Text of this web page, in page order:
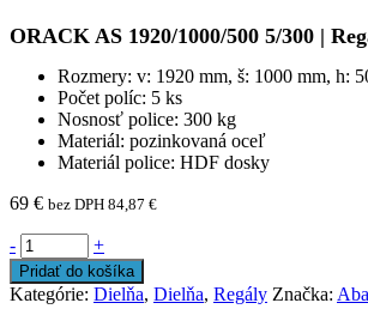
ORACK AS 1920/1000/500 5/300 |
Rozmery: v: 1920 mm, š: 1000 mm, h:
Počet políc: 5 ks
Nosnosť police: 300 kg
Materiál: pozinkovaná oceľ
Materiál police: HDF dosky
69 € bez DPH 84,87 €
- +
Pridať do košíka
Kategórie: Dielňa, Dielňa, Regály Značka: